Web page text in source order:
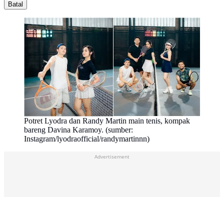
Batal
Potret Lyodra dan Randy Martin main tenis, kompak
bareng Davina Karamoy. (sumber:
Instagram/lyodraofficial/randymartinnn)
Advertisement